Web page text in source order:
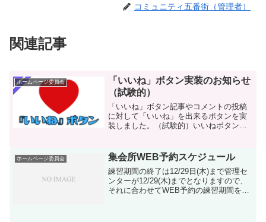
コミュニティ五番街（管理者）
関連記事
ホームページ委員会
「いいね」ボタン実装のお知らせ
（試験的）
「いいね」ボタン記事やコメントの投稿
に対して「いいね」を出来るボタンを実
装しました。（試験的）いいねボタンの
に表示されています）機能「いいね」さ
れた数が表示されますログ...
ホームページ委員会 集会所WEB予約スケジュール
練習期間の終了は12/29日(木)まで管理セ
ンターが12/29(木)までとなりますので、
それに合わせてWEB予約の練習期間を終